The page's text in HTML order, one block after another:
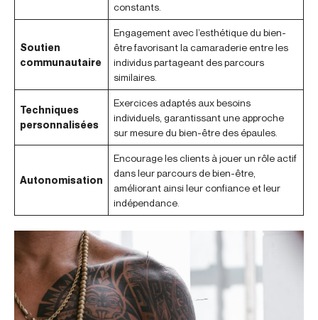
constants.
Soutien
communautaire
Engagement avec l’esthétique du bien-
être favorisant la camaraderie entre les
individus partageant des parcours
similaires.
Techniques
personnalisées
Exercices adaptés aux besoins
individuels, garantissant une approche
sur mesure du bien-être des épaules.
Autonomisation
Encourage les clients à jouer un rôle actif
dans leur parcours de bien-être,
améliorant ainsi leur confiance et leur
indépendance.